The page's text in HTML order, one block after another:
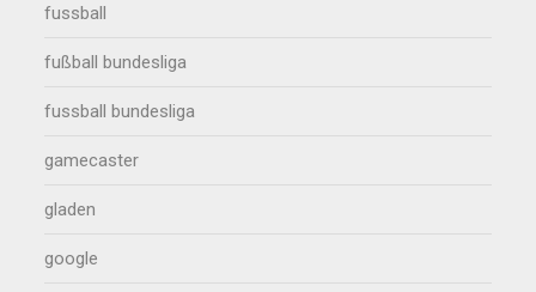
fussball
fußball bundesliga
fussball bundesliga
gamecaster
gladen
google